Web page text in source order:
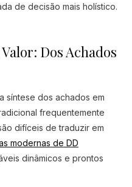
de decisão mais holístico.
Dos Achados
síntese dos achados em
frequentemente
difíceis de traduzir em
modernas de DD
dinâmicos e prontos